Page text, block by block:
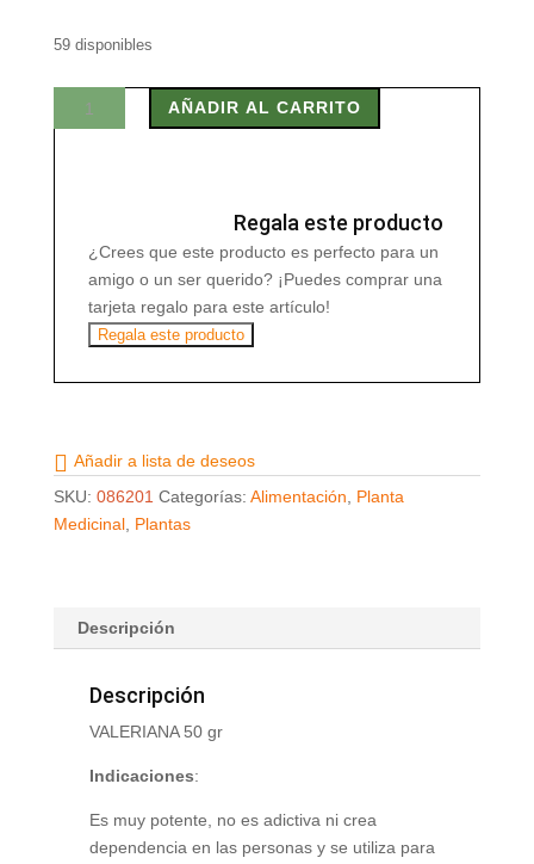
59 disponibles
VALERIANA
50
AÑADIR AL CARRITO
Regala este producto
¿Crees que este producto es perfecto para un
amigo o un ser querido? ¡Puedes comprar una
tarjeta regalo para este artículo!
Regala este producto
Añadir a lista de deseos
SKU: 086201 Categorías: Alimentación, Planta
Medicinal, Plantas
Descripción
Descripción
VALERIANA 50 gr
Indicaciones:
Es muy potente, no es adictiva ni crea
dependencia en las personas y se utiliza para